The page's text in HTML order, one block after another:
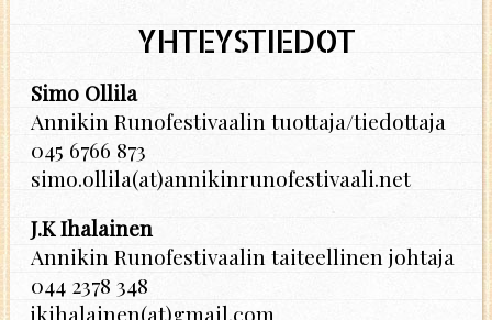
YHTEYSTIEDOT
Simo Ollila
Annikin Runofestivaalin tuottaja/tiedottaja
045 6766 873
simo.ollila(at)annikinrunofestivaali.net
J.K Ihalainen
Annikin Runofestivaalin taiteellinen johtaja
044 2378 348
jkihalainen(at)gmail.com